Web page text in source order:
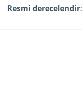
Resmi derecelendir: